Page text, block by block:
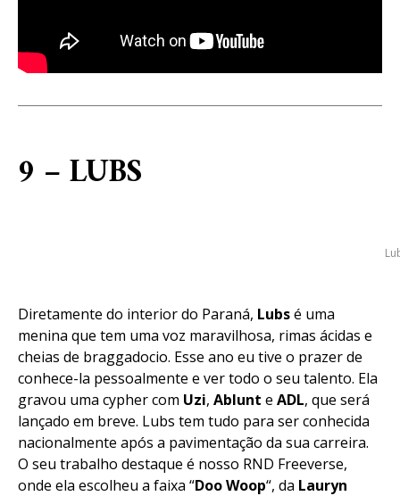
9 – LUBS
Diretamente do interior do Paraná, Lubsé uma
menina que tem uma voz maravilhosa, rimas ácidas e
cheias de braggadocio. Esse ano eu tive o prazer de
conhece-la pessoalmente e ver todo o seu talento. Ela
gravou uma cypher com Uzi, Ablunt e ADL, que será
lançado em breve. Lubs tem tudo para ser conhecida
nacionalmente após a pavimentação da sua carreira.
O seu trabalho destaque é nosso RND Freeverse,
onde ela escolheu a faixa “Doo Woop“, da Lauryn